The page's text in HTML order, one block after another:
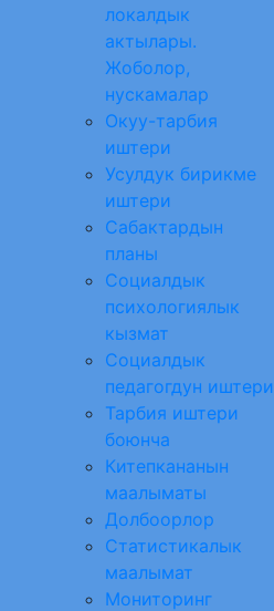
локалдык
актылары.
Жоболор,
нускамалар
Окуу-тарбия
иштери
Усулдук бирикме
иштери
Сабактардын
планы
Социалдык
психологиялык
кызмат
Социалдык
педагогдун иштери
Тарбия иштери
боюнча
Китепкананын
маалыматы
Долбоорлор
Статистикалык
маалымат
Мониторинг